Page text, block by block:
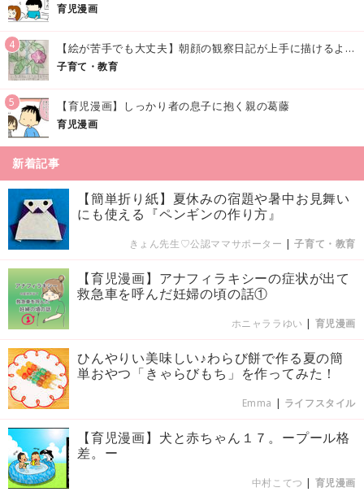
育児漫画
4 【絵が苦手でも大丈夫】朝顔の観察日記が上手に描けるようになる方法｜イラスト付き
子育て・教育
5 【育児漫画】しっかり者の息子に抱く親の葛藤
育児漫画
新着記事
【簡単折り紙】夏休みの宿題や暑中お見舞い
にも使える『ペンギンの作り方』
きょん先生♡公認ママサポーター |子育て・教育
【育児漫画】アナフィラキシーの症状が出て
救急車を呼んだ妊婦の頃の話①
ホニャララゆい | 育児漫画
ひんやりい美味しい♪わらび餅で作る夏の簡
単おやつ「きゃらびもち」を作ってみた！
Emma | ライフスタイル
【育児漫画】犬と赤ちゃん１７。ープール格
差。ー
中村こてつ | 育児漫画